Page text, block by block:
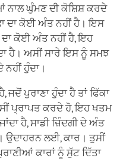
ਨਾਲ ਘੁੰਮਣ ਦੀ ਕੋਸ਼ਿਸ਼ ਕਰਦੇ
ਦਾ ਕੋਈ ਅੰਤ ਨਹੀਂ ਹੈ। ਇਸ
ਦਾ ਕੋਈ ਅੰਤ ਨਹੀਂ ਹੈ, ਇਹ
ਹੈ। ਅਸੀਂ ਸਾਰੇ ਇਸ ਨੂੰ ਸਮਝ
ਹੁੰਦਾ।
ਜਦੋਂ ਪੁਰਾਣਾ ਹੁੰਦਾ ਹੈ ਤਾਂ ਫਿੱਕਾ
ਪ੍ਰਾਪਤ ਕਰਦੇ ਹੋ, ਇਹ ਖਤਮ
ਹੈ, ਸਾਡੀ ਜ਼ਿੰਦਗੀ ਦੇ ਅੰਤ
ਉਦਾਹਰਨ ਲਈ, ਕਾਰ। ਤੁਸੀਂ
ਕਾਰਾਂ ਨੂੰ ਸੁੱਟ ਦਿੱਤਾ